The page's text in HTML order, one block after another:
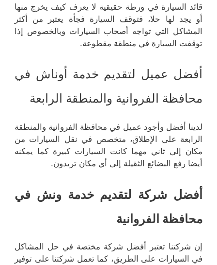
قائد السيارة في ورطة حقيقية لا يعرف كيف يخرج منها
أو يجد لها حلا، فتوقف السيارة فجأة يعتبر من أكثر
المشاكل التي تواجه أصحاب السيارات وبالخصوص إذا
توقفت السيارة في منطقة مقطوعة.
أفضل عميل لتقديم خدمة أوناش في
محافظة الفروانية والمنطقة الرابعة
لدينا أفضل وأجود عميل في محافظة الفروانية والمنطقة
الرابعة على الإطلاق، متخصص في نقل السيارات من
مكان إلى ثاني مهما كانت السيارات كبيرة كما يمكنه
أيضا رفع البضائع الثقيلة إلى أي مكان تريدون.
أفضل شركة لتقديم خدمة ونش في
محافظة الفروانية
إن شركتنا تعتبر أفضل شركة مختصة في حل المشاكل
في السيارات على الطريق، كما تعمل شركتنا على توفير